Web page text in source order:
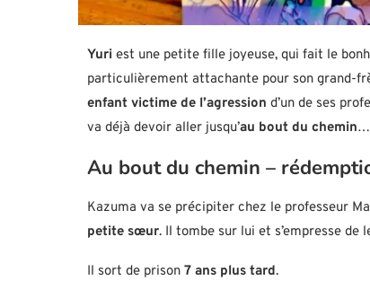
Yuri est une petite fille joyeuse, qui fait le
particulièrement attachante pour son grand-
enfant victime de l’agression d’un de ses
va déjà devoir aller jusqu’au bout du chemin…
Au bout du chemin –
Kazuma va se précipiter chez le professeur
petite sœur. Il tombe sur lui et s’empresse
Il sort de prison 7 ans plus tard.